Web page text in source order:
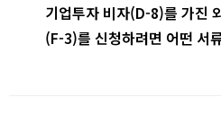
기업투자 비자(D-8)를 가진
(F-3)를 신청하려면 어떤 서